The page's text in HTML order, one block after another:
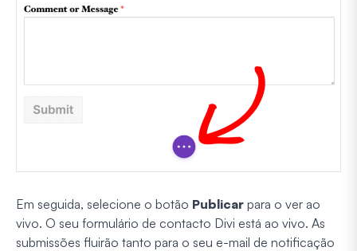
Em seguida, selecione o botão Publicar para o ver ao
vivo. O seu formulário de contacto Divi está ao vivo. As
submissões fluirão tanto para o seu e-mail de notificação